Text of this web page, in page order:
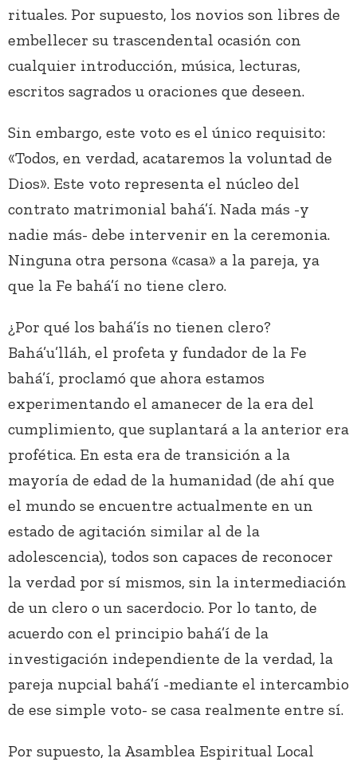
rituales. Por supuesto, los novios son libres de
embellecer su trascendental ocasión con
cualquier introducción, música, lecturas,
escritos sagrados u oraciones que deseen.
Sin embargo, este voto es el único requisito:
«Todos, en verdad, acataremos la voluntad de
Dios». Este voto representa el núcleo del
contrato matrimonial bahá’í. Nada más -y
nadie más- debe intervenir en la ceremonia.
Ninguna otra persona «casa» a la pareja, ya
que la Fe bahá’í no tiene clero.
¿Por qué los bahá’ís no tienen clero?
Bahá’u’lláh, el profeta y fundador de la Fe
bahá’í, proclamó que ahora estamos
experimentando el amanecer de la era del
cumplimiento, que suplantará a la anterior era
profética. En esta era de transición a la
mayoría de edad de la humanidad (de ahí que
el mundo se encuentre actualmente en un
estado de agitación similar al de la
adolescencia), todos son capaces de reconocer
la verdad por sí mismos, sin la intermediación
de un clero o un sacerdocio. Por lo tanto, de
acuerdo con el principio bahá’í de la
investigación independiente de la verdad, la
pareja nupcial bahá’í -mediante el intercambio
de ese simple voto- se casa realmente entre sí.
Por supuesto, la Asamblea Espiritual Local